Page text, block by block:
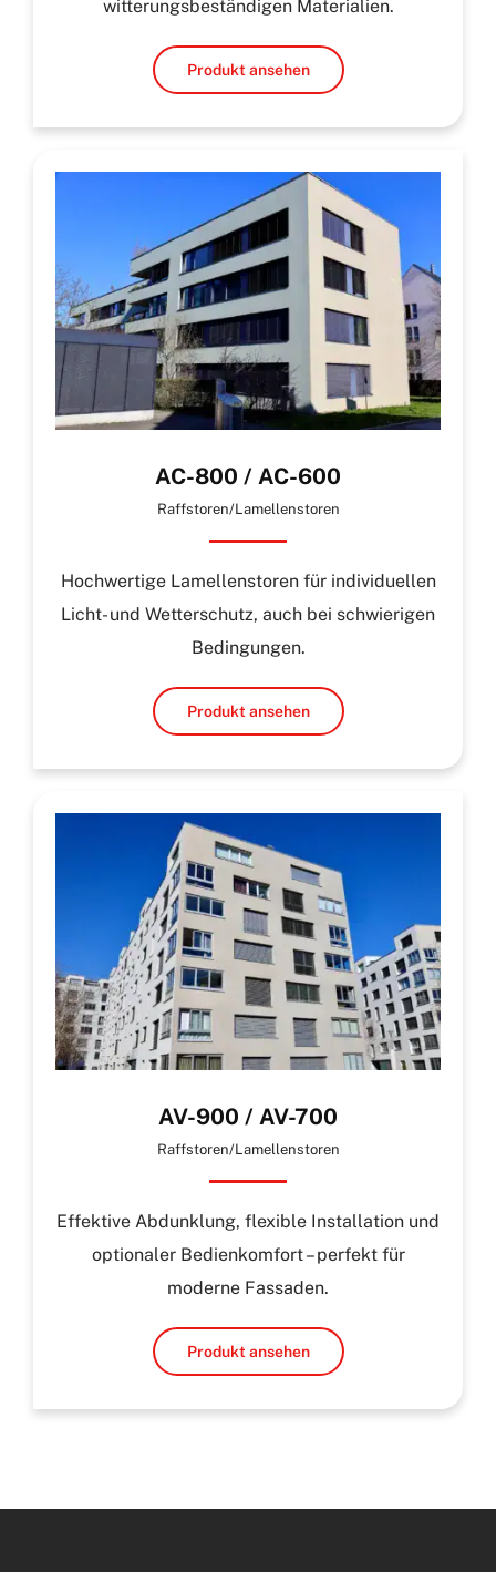
witterungsbeständigen Materialien.
Produkt ansehen
AC-800 / AC-600
Raffstoren/Lamellenstoren
Hochwertige Lamellenstoren für individuellen
Licht- und Wetterschutz, auch bei schwierigen
Bedingungen.
Produkt ansehen
AV-900 / AV-700
Raffstoren/Lamellenstoren
Effektive Abdunklung, flexible Installation und
optionaler Bedienkomfort – perfekt für
moderne Fassaden.
Produkt ansehen